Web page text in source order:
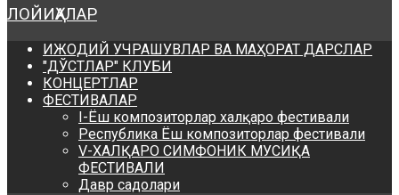
ЛОЙИҲАЛАР
ИЖОДИЙ УЧРАШУВЛАР ВА МАҲОРАТ ДАРСЛАР
"ДЎСТЛАР" КЛУБИ
КОНЦЕРТЛАР
ФЕСТИВАЛАР
I-Ёш композиторлар халқаро фестивали
Республика Ёш композиторлар фестивали
V-ХАЛҚАРО СИМФОНИК МУСИҚА
ФЕСТИВАЛИ
Давр садолари